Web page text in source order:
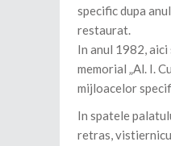
specific dupa
restaurat.
In anul 1982, aici
memorial „Al. I.
mijloacelor
In spatele
retras,